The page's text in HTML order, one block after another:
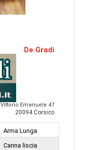
De Gradi
Vittorio Emanuele 47
20094 Corsico
Arma Lunga
Canna liscia